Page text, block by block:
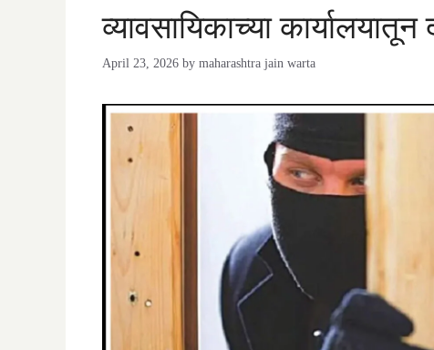
व्यावसायिकाच्या
April 23, 2026 by maharashtra jain warta